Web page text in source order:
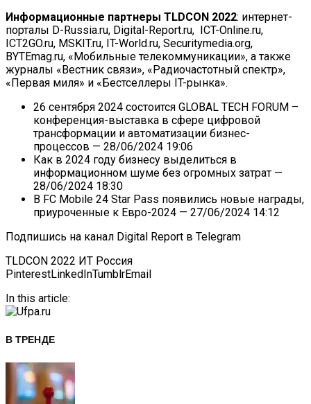
Информационные партнеры TLDCON 2022: интернет-
порталы D-Russia.ru, Digital-Report.ru, ICT-Online.ru,
ICT2GO.ru, MSKIT.ru, IT-World.ru, Securitymedia.org,
BYTEmag.ru, «Мобильные телекоммуникации», а также
журналы «Вестник связи», «Радиочастотный спектр»,
«Первая миля» и «Бестселлеры IT-рынка».
26 сентября 2024 состоится GLOBAL TECH FORUM –
конференция-выставка в сфере цифровой
трансформации и автоматизации бизнес-
процессов — 28/06/2024 19:06
Как в 2024 году бизнесу выделиться в
информационном шуме без огромных затрат —
28/06/2024 18:30
В FC Mobile 24 Star Pass появились новые награды,
приуроченные к Евро-2024 — 27/06/2024 14:12
Подпишись на канал Digital Report в Telegram
TLDCON 2022 ИТ Россия
PinterestLinkedInTumblrEmail
In this article:
В ТРЕНДЕ